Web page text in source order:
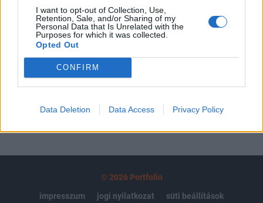
I want to opt-out of Collection, Use,
Retention, Sale, and/or Sharing of my
Personal Data that Is Unrelated with the
Purposes for which it was collected.
Opted Out
CONFIRM
Data Deletion Data Access Privacy Policy
kötéslistái
MÁR ELŐFIZETŐNK VAGY?BEJELENTKEZÉS
© 2026 Portfolio
impresszum
jogi nyilatkozat
süti beállítások